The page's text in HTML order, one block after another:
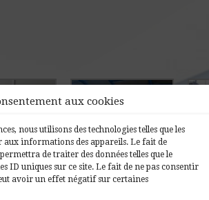
aux cookies
nous utilisons des technologies telles que les
aux informations des appareils. Le fait de
de traiter des données telles que le
ID uniques sur ce site. Le fait de ne pas consentir
avoir un effet négatif sur certaines